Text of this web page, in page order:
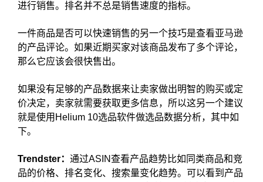
进行销售。排名并不总是销售速度的指标。
一件商品是否可以快速销售的另一个技巧是查看亚马逊
的产品评论。如果近期买家对该商品发布了多个评论，
那么它应该会很快售出。
如果没有足够的产品数据来让卖家做出明智的购买或定
价决定，卖家就需要获取更多信息，所以这另一个建议
就是使用Helium 10选品软件做选品数据分析，其中如
下。
Trendster： 通过ASIN查看产品趋势比如同类商品和竞
品的价格、排名变化、搜索量变化趋势。可以看到产品